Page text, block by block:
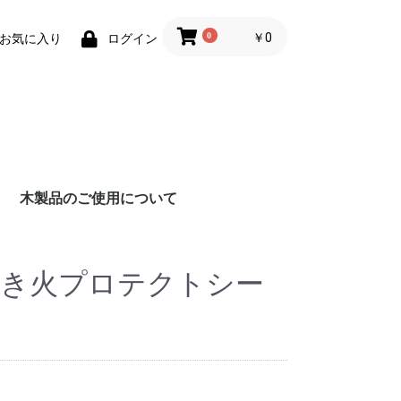
お気に入り ログイン 0 ￥0
木製品のご使用について
き火プロテクトシー